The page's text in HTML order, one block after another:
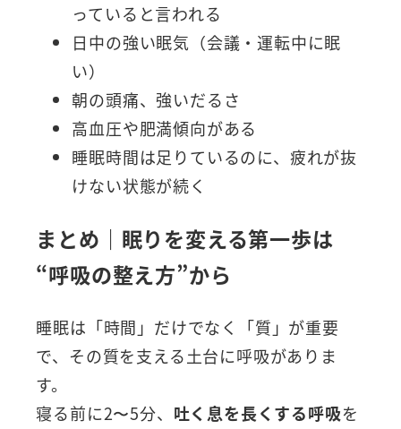
っていると言われる
日中の強い眠気（会議・運転中に眠
い）
朝の頭痛、強いだるさ
高血圧や肥満傾向がある
睡眠時間は足りているのに、疲れが抜
けない状態が続く
まとめ｜眠りを変える第一歩は
“呼吸の整え方”から
睡眠は「時間」だけでなく「質」が重要
で、その質を支える土台に呼吸がありま
す。
寝る前に2〜5分、 吐く息を長くする呼吸を